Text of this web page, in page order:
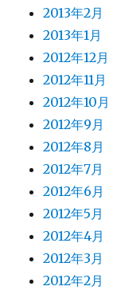
2013年2月
2013年1月
2012年12月
2012年11月
2012年10月
2012年9月
2012年8月
2012年7月
2012年6月
2012年5月
2012年4月
2012年3月
2012年2月